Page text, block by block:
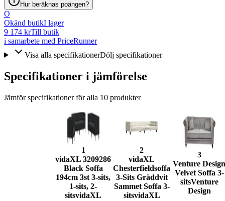
Hur beräknas poängen?
O
Okänd butikI lager
9 174 krTill butik
i samarbete med PriceRunner
Visa alla specifikationerDölj specifikationer
Specifikationer i jämförelse
Jämför specifikationer för alla 10 produkter
1
vidaXL 3209286
Black Soffa
194cm 3st 3-sits,
1-sits, 2-
sitsvidaXL
2
vidaXL
Chesterfieldsoffa
3-Sits Gräddvit
Sammet Soffa 3-
sitsvidaXL
3
Venture Design
Velvet Soffa 3-
sitsVenture
Design